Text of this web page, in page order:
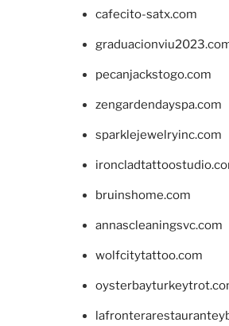
cafecito-satx.com
pecanjackstogo.com
zengardendayspa.com
sparklejewelryinc.com
bruinshome.com
annascleaningsvc.com
wolfcitytattoo.com